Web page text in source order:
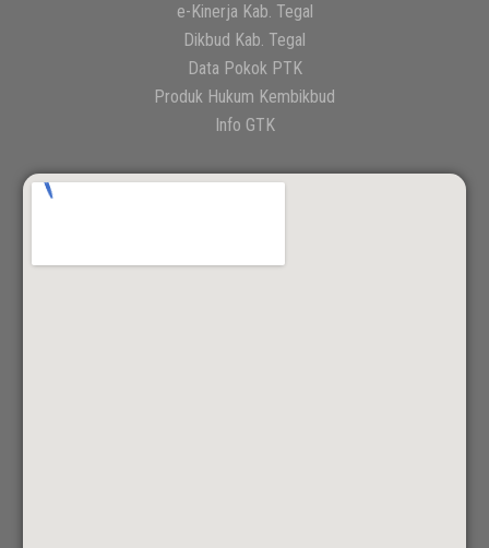
e-Kinerja Kab. Tegal
Dikbud Kab. Tegal
Data Pokok PTK
Produk Hukum Kembikbud
Info GTK